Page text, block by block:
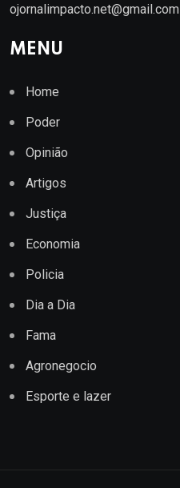
ojornalimpacto.net@gmail.com
MENU
Home
Poder
Opinião
Artigos
Justiça
Economia
Policia
Dia a Dia
Fama
Agronegocio
Esporte e lazer